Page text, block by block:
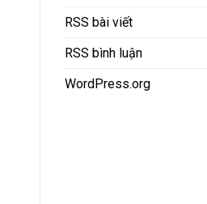
RSS bài viết
RSS bình luận
WordPress.org